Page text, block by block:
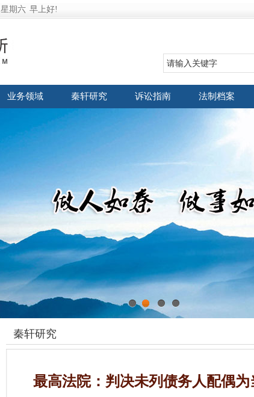
星期六 早上好!
业务领域 秦轩研究 诉讼指南 法制档案
1 2 3
秦轩研究
最高法院：判决未列债务人配偶